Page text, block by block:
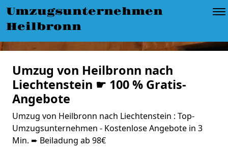
Umzugsunternehmen
Heilbronn
Umzug von Heilbronn nach
Liechtenstein ☛ 100 % Gratis-
Angebote
Umzug von Heilbronn nach Liechtenstein : Top-
Umzugsunternehmen - Kostenlose Angebote in 3
Min. ➨ Beiladung ab 98€